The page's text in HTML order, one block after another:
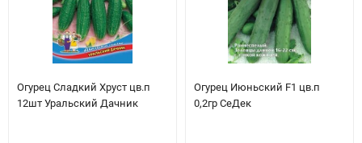
Огурец Сладкий Хруст цв.п
12шт Уральский Дачник
Огурец Июньский F1 цв.п
0,2гр СеДек